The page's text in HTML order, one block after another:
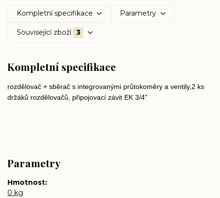
Kompletní specifikace Parametry
Související zboží 3
Kompletní specifikace
rozdělovač + sběrač s integrovanými průtokoměry a ventily,2 ks
držáků rozdělovačů, připojovací závit EK 3/4"
Parametry
Hmotnost
0 kg